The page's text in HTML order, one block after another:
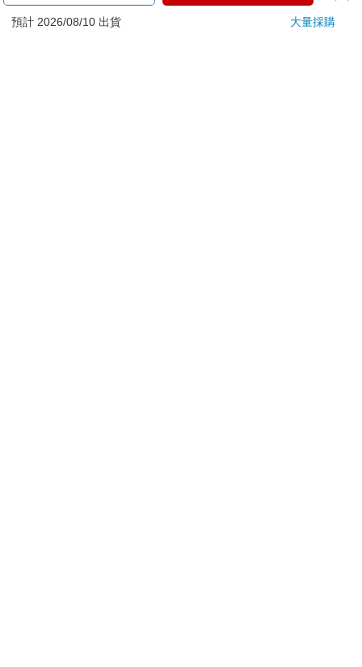
ATM提款機，請不要聽從指示，以免受騙上當！
預計 2026/08/10 出貨 大量採購